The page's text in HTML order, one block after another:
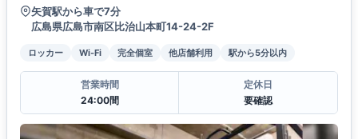
矢賀駅から車で7分
広島県広島市南区比治山本町14-24-2F
ロッカー Wi-Fi 完全個室 他店舗利用 駅から5分以内
営業時間
24:00間
定休日
要確認